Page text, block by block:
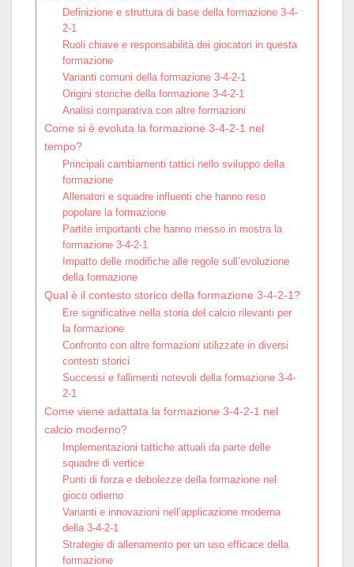
Definizione e struttura di base della formazione 3-4-
2-1
Ruoli chiave e responsabilità dei giocatori in questa
formazione
Varianti comuni della formazione 3-4-2-1
Origini storiche della formazione 3-4-2-1
Analisi comparativa con altre formazioni
Come si è evoluta la formazione 3-4-2-1 nel
tempo?
Principali cambiamenti tattici nello sviluppo della
formazione
Allenatori e squadre influenti che hanno reso
popolare la formazione
Partite importanti che hanno messo in mostra la
formazione 3-4-2-1
Impatto delle modifiche alle regole sull’evoluzione
della formazione
Qual è il contesto storico della formazione 3-4-2-1?
Ere significative nella storia del calcio rilevanti per
la formazione
Confronto con altre formazioni utilizzate in diversi
contesti storici
Successi e fallimenti notevoli della formazione 3-4-
2-1
Come viene adattata la formazione 3-4-2-1 nel
calcio moderno?
Implementazioni tattiche attuali da parte delle
squadre di vertice
Punti di forza e debolezze della formazione nel
gioco odierno
Varianti e innovazioni nell’applicazione moderna
della 3-4-2-1
Strategie di allenamento per un uso efficace della
formazione